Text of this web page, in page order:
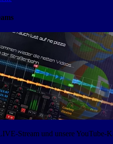
Stream und unsere YouTube-